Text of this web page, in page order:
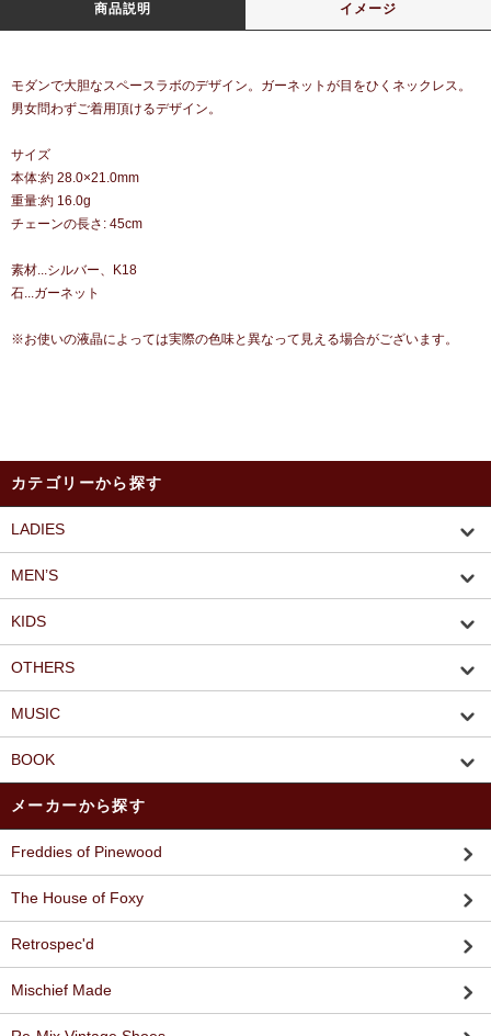
商品説明 イメージ
モダンで大胆なスペースラボのデザイン。ガーネットが目をひくネックレス。
男女問わずご着用頂けるデザイン。
サイズ
本体:約 28.0×21.0mm
重量:約 16.0g
チェーンの長さ: 45cm
素材...シルバー、K18
石...ガーネット
※お使いの液晶によっては実際の色味と異なって見える場合がございます。
カテゴリーから探す
LADIES
MEN’S
KIDS
OTHERS
MUSIC
BOOK
メーカーから探す
Freddies of Pinewood
The House of Foxy
Retrospec'd
Mischief Made